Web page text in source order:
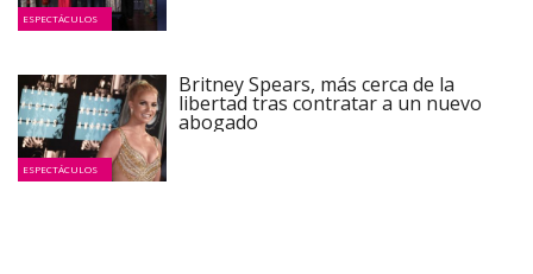
ESPECTÁCULOS
ESPECTÁCULOS
Britney Spears, más cerca de la
libertad tras contratar a un nuevo
abogado